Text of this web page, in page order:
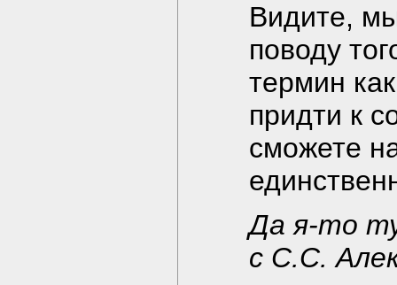
Видите,
поводу
термин
придти к
сможете
Да я-то
с С.С.